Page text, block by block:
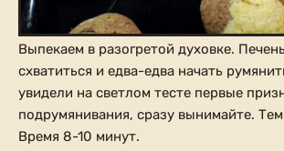
Выпекаем в разогретой духовке.
схватиться и едва-едва начать
увидели на светлом тесте первые
подрумянивания, сразу вынимайте.
Время 8-10 минут.